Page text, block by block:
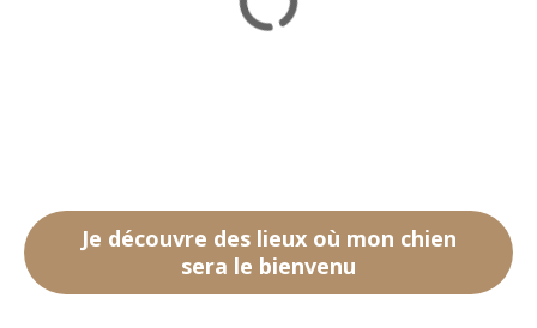
Je découvre des lieux où mon chien
sera le bienvenu